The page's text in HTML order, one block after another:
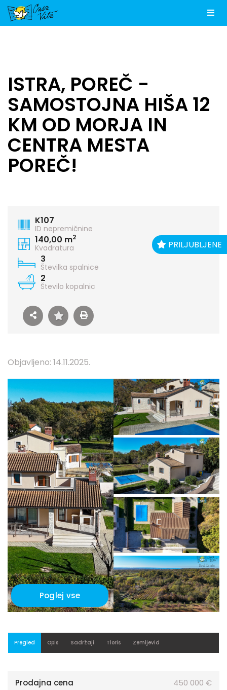
PRILJUBLJENE
ISTRA, POREČ -
SAMOSTOJNA HIŠA 12
KM OD MORJA IN
CENTRA MESTA
POREČ!
K107
ID nepremičnine
140,00 m2
Kvadratura
3
Številka spalnice
2
Število kopalnic
Objavljeno: 14.11.2025.
Poglej vse
Pregled Opis Sadržaji Tloris Zemljevid
Prodajna cena 450 000 €